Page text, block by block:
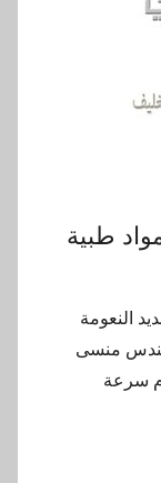
طبية
النعومة
951 ماركة المهندس منسى